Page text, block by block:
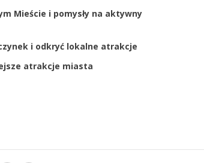
Mieście i pomysły na aktywny
i odkryć lokalne atrakcje
atrakcje miasta